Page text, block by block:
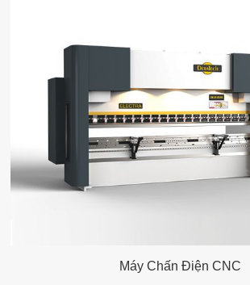
Máy Chấn Điện CNC